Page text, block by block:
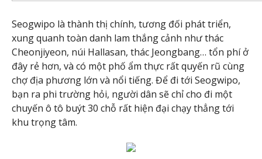
Seogwipo là thành thị chính, tương đối phát triển,
xung quanh toàn danh lam thắng cảnh như thác
Cheonjiyeon, núi Hallasan, thác Jeongbang… tổn phí ở
đây rẻ hơn, và có một phố ẩm thực rất quyến rũ cùng
chợ địa phương lớn và nổi tiếng. Để đi tới Seogwipo,
bạn ra phi trường hỏi, người dân sẽ chỉ cho đi một
chuyến ô tô buýt 30 chỗ rất hiện đại chạy thẳng tới
khu trọng tâm.